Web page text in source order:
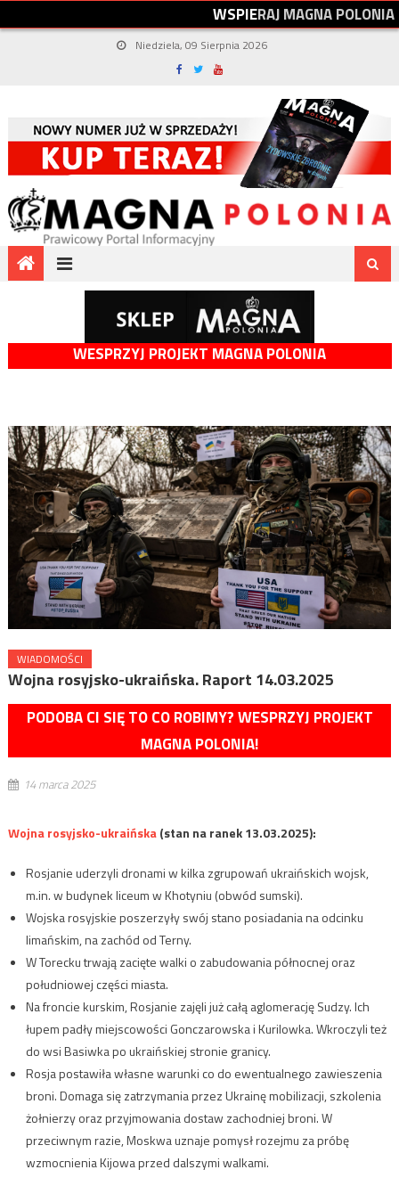
WSPIERAJMAGNAPOLONIA
Niedziela, 09 Sierpnia 2026
WESPRZYJ PROJEKT MAGNA POLONIA
WIADOMOŚCI
Wojna rosyjsko-ukraińska. Raport 14.03.2025
PODOBA CI SIĘ TO CO ROBIMY? WESPRZYJ PROJEKT
MAGNA POLONIA!
14 marca 2025
Wojna rosyjsko-ukraińska(stan na ranek 13.03.2025):
Rosjanie uderzyli dronami w kilka zgrupowań ukraińskich wojsk,
m.in. w budynek liceum w Khotyniu (obwód sumski).
Wojska rosyjskie poszerzyły swój stano posiadania na odcinku
limańskim, na zachód od Terny.
W Torecku trwają zacięte walki o zabudowania północnej oraz
południowej części miasta.
Na froncie kurskim, Rosjanie zajęli już całą aglomerację Sudzy. Ich
łupem padły miejscowości Gonczarowska i Kurilowka. Wkroczyli też
do wsi Basiwka po ukraińskiej stronie granicy.
Rosja postawiła własne warunki co do ewentualnego zawieszenia
broni. Domaga się zatrzymania przez Ukrainę mobilizacji, szkolenia
żołnierzy oraz przyjmowania dostaw zachodniej broni. W
przeciwnym razie, Moskwa uznaje pomysł rozejmu za próbę
wzmocnienia Kijowa przed dalszymi walkami.